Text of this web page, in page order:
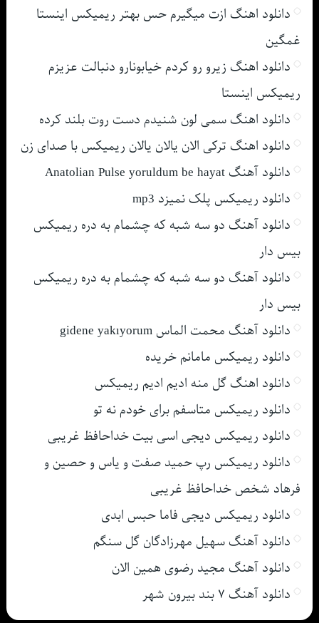
دانلود اهنگ ازت میگیرم حس بهتر ریمیکس اینستا
غمگین
دانلود اهنگ زیرو رو کردم خیابونارو دنبالت عزیزم
ریمیکس اینستا
دانلود اهنگ سمی لون شنیدم دست روت بلند کرده
دانلود اهنگ ترکی الان یالان یالان ریمیکس با صدای زن
دانلود آهنگ Anatolian Pulse yoruldum be hayat
دانلود ریمیکس پلک نمیزد mp3
دانلود آهنگ دو سه شبه که چشمام به دره ریمیکس
بیس دار
دانلود آهنگ دو سه شبه که چشمام به دره ریمیکس
بیس دار
دانلود آهنگ محمت الماس gidene yakıyorum
دانلود ریمیکس مامانم خریده
دانلود اهنگ گل منه ادیم ادیم ریمیکس
دانلود ریمیکس متاسفم برای خودم نه تو
دانلود ریمیکس دیجی اسی بیت خداحافظ غریبی
دانلود ریمیکس رپ حمید صفت و یاس و حصین و
فرهاد شخص خداحافظ غریبی
دانلود ریمیکس دیجی فاما حبس ابدی
دانلود آهنگ سهیل مهرزادگان گل سنگم
دانلود آهنگ مجید رضوی همین الان
دانلود آهنگ ۷ بند بیرون شهر